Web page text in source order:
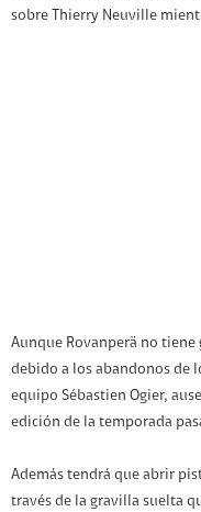
sobre Thierry Neuville
Aunque Rovanperä no
debido a los abandonos de
equipo Sébastien Ogier,
edición de la temporada
Además tendrá que abrir
través de la gravilla suelta